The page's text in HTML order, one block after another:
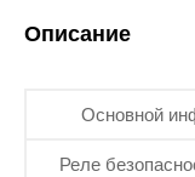
Описание
Основной
Реле